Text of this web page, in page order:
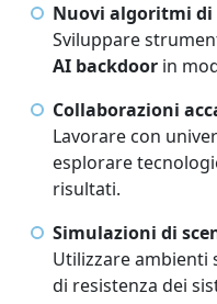
Nuovi algoritmi
Sviluppare
AI backdoor in
Collaborazioni
Lavorare con
esplorare
risultati.
Simulazioni di
Utilizzare ambienti
di resistenza dei